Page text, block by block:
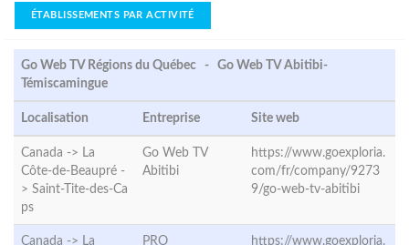
ÉTABLISSEMENTS PAR ACTIVITÉ
Go Web TV Régions du Québec - Go Web TV Abitibi-
Témiscamingue
Localisation Entreprise Site web
Canada -> La
Côte-de-Beaupré -
> Saint-Tite-des-Ca
ps
Go Web TV
Abitibi
https://www.goexploria.
com/fr/company/9273
9/go-web-tv-abitibi
Canada -> La
PRO
https://www.goexploria.